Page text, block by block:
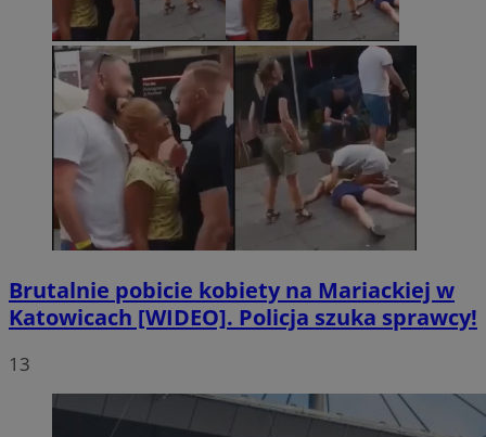
Brutalnie pobicie kobiety na Mariackiej w
Katowicach [WIDEO]. Policja szuka sprawcy!
13